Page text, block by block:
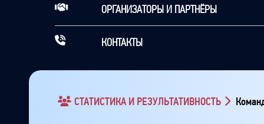
ОРГАНИЗАТОРЫ И ПАРТНЁРЫ
КОНТАКТЫ
СТАТИСТИКА И РЕЗУЛЬТАТИВНОСТЬ